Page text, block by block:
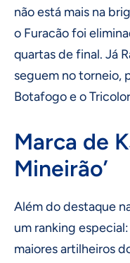
não está mais na
o Furacão foi
quartas de final. Já
seguem no torneio,
Botafogo e o
Marca de
Mineirão’
Além do destaque
um ranking
maiores artilheiros